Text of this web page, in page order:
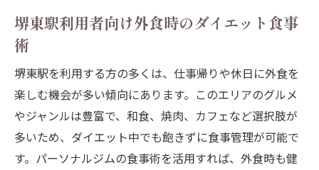
堺東駅利用者向け外食時のダイエット食事
術
堺東駅を利用する方の多くは、仕事帰りや休日に外食を
楽しむ機会が多い傾向にあります。このエリアのグルメ
やジャンルは豊富で、和食、焼肉、カフェなど選択肢が
多いため、ダイエット中でも飽きずに食事管理が可能で
す。パーソナルジムの食事術を活用すれば、外食時も健